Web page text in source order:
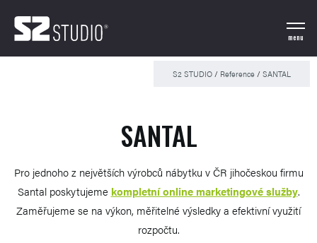
menu
S2 STUDIO / Reference / SANTAL
SANTAL
Pro jednoho z největších výrobců nábytku v ČR jihočeskou firmu
Santal poskytujeme kompletní online marketingové služby.
Zaměřujeme se na výkon, měřitelné výsledky a efektivní využití
rozpočtu.